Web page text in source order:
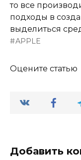
то все
подходы в
выделиться
APPLE
Оцените статью
Добавить